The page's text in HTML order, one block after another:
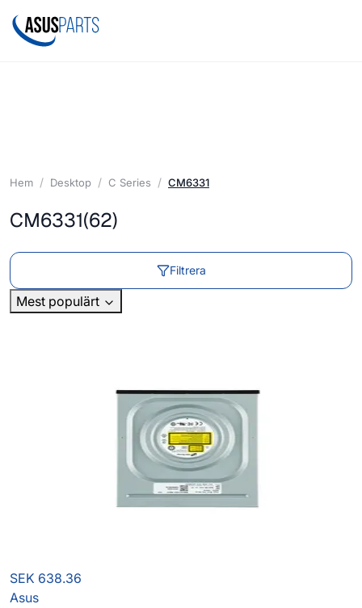
Hem Desktop C Series CM6331
CM6331(62)
Filtrera
Mest populärt
SEK 638.36
Asus